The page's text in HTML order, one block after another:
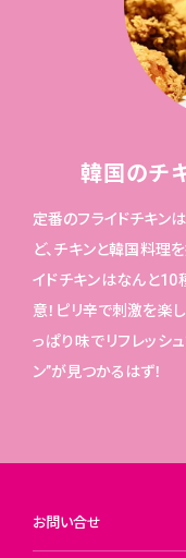
韓国のチ
定番のフライドチキン
ど、チキンと韓国料理
イドチキンはなんと10
意！ピリ辛で刺激を楽
っぱり味でリフレッシ
ン”が見つかるはず！
お問い合せ